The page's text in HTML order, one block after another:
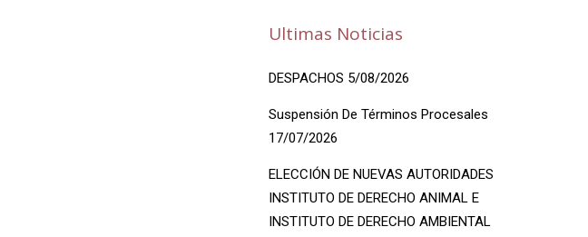
Ultimas Noticias
DESPACHOS 5/08/2026
Suspensión De Términos Procesales
17/07/2026
ELECCIÓN DE NUEVAS AUTORIDADES
INSTITUTO DE DERECHO ANIMAL E
INSTITUTO DE DERECHO AMBIENTAL